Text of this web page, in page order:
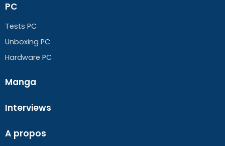
PC
Tests PC
Unboxing PC
Hardware PC
Manga
Interviews
A propos